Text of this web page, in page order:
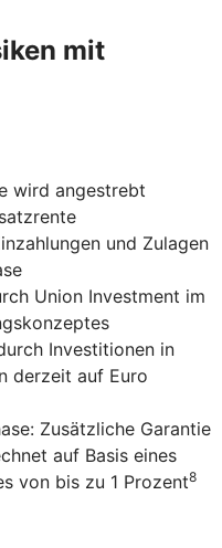
mit
wird angestrebt
und Zulagen
Union Investment im
Investitionen in
derzeit auf Euro
Zusätzliche Garantie
auf Basis eines
von bis zu 1 Prozent8